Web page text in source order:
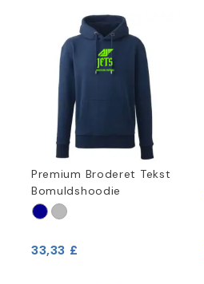
Premium Broderet Tekst
Bomuldshoodie
33,33 £